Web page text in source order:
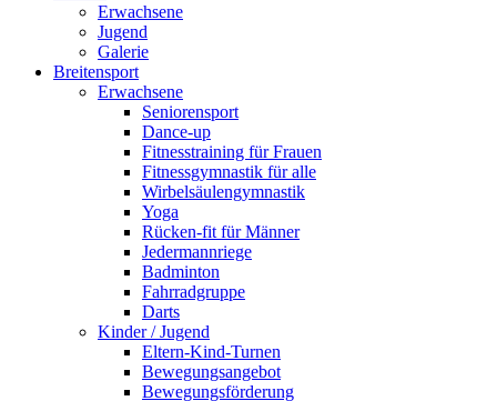
Erwachsene
Jugend
Galerie
Breitensport
Erwachsene
Seniorensport
Dance-up
Fitnesstraining für Frauen
Fitnessgymnastik für alle
Wirbelsäulengymnastik
Yoga
Rücken-fit für Männer
Jedermannriege
Badminton
Fahrradgruppe
Darts
Kinder / Jugend
Eltern-Kind-Turnen
Bewegungsangebot
Bewegungsförderung